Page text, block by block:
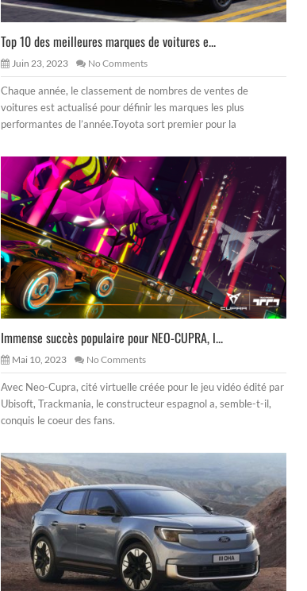
Top 10 des meilleures marques de voitures e...
Juin 23, 2023 No Comments
Chaque année, le classement de nombres de ventes de
voitures est actualisé pour définir les marques les plus
performantes de l’année.Toyota sort premier pour la
Immense succès populaire pour NEO-CUPRA, l...
Mai 10, 2023 No Comments
Avec Neo-Cupra, cité virtuelle créée pour le jeu vidéo édité par
Ubisoft, Trackmania, le constructeur espagnol a, semble-t-il,
conquis le coeur des fans.